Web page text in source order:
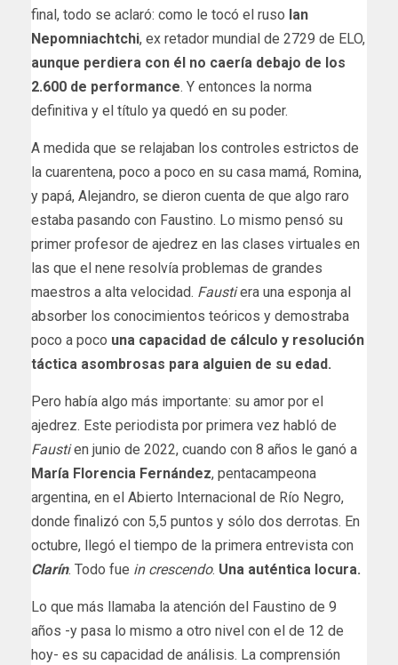
final, todo se aclaró: como le tocó el ruso Ian
Nepomniachtchi, ex retador mundial de 2729 de ELO,
aunque perdiera con él no caería debajo de los
2.600 de performance. Y entonces la norma
definitiva y el título ya quedó en su poder.
A medida que se relajaban los controles estrictos de
la cuarentena, poco a poco en su casa mamá, Romina,
y papá, Alejandro, se dieron cuenta de que algo raro
estaba pasando con Faustino. Lo mismo pensó su
primer profesor de ajedrez en las clases virtuales en
las que el nene resolvía problemas de grandes
maestros a alta velocidad. Faustiera una esponja al
absorber los conocimientos teóricos y demostraba
poco a poco una capacidad de cálculo y resolución
táctica asombrosas para alguien de su edad.
Pero había algo más importante: su amor por el
ajedrez. Este periodista por primera vez habló de
Faustien junio de 2022, cuando con 8 años le ganó a
María Florencia Fernández, pentacampeona
argentina, en el Abierto Internacional de Río Negro,
donde finalizó con 5,5 puntos y sólo dos derrotas. En
octubre, llegó el tiempo de la primera entrevista con
Clarín. Todo fue in crescendo. Una auténtica locura.
Lo que más llamaba la atención del Faustino de 9
años -y pasa lo mismo a otro nivel con el de 12 de
hoy- es su capacidad de análisis. La comprensión